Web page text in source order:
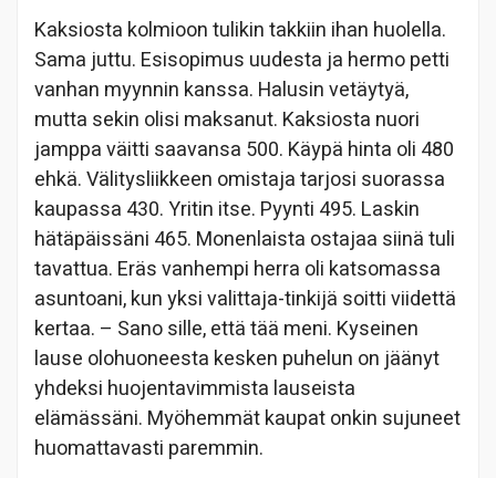
Kaksiosta kolmioon tulikin takkiin ihan huolella.
Sama juttu. Esisopimus uudesta ja hermo petti
vanhan myynnin kanssa. Halusin vetäytyä,
mutta sekin olisi maksanut. Kaksiosta nuori
jamppa väitti saavansa 500. Käypä hinta oli 480
ehkä. Välitysliikkeen omistaja tarjosi suorassa
kaupassa 430. Yritin itse. Pyynti 495. Laskin
hätäpäissäni 465. Monenlaista ostajaa siinä tuli
tavattua. Eräs vanhempi herra oli katsomassa
asuntoani, kun yksi valittaja-tinkijä soitti viidettä
kertaa. – Sano sille, että tää meni. Kyseinen
lause olohuoneesta kesken puhelun on jäänyt
yhdeksi huojentavimmista lauseista
elämässäni. Myöhemmät kaupat onkin sujuneet
huomattavasti paremmin.